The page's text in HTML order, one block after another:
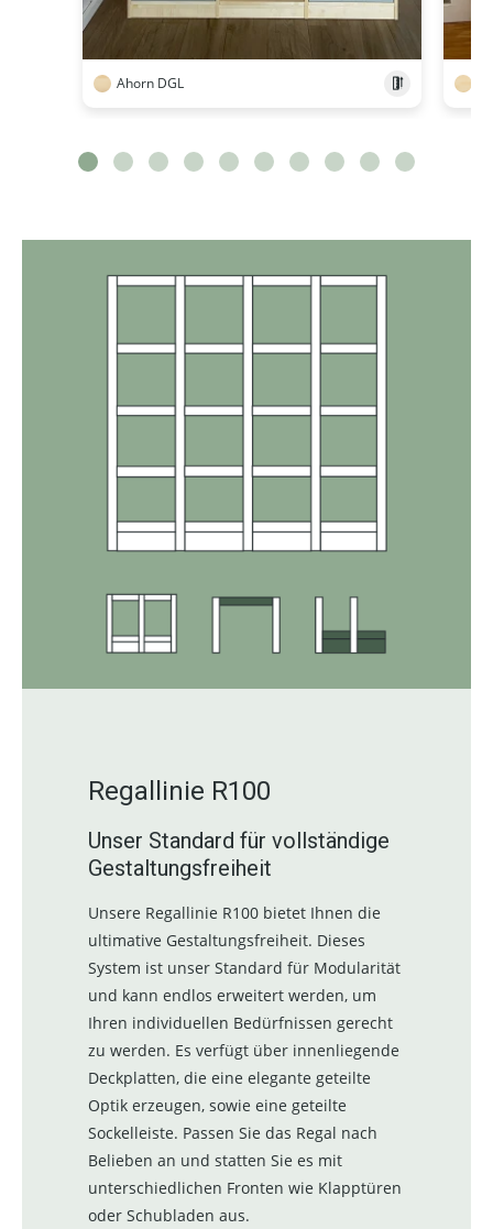
Ahorn DGL
Regallinie R100
Unser Standard für vollständige
Gestaltungsfreiheit
Unsere Regallinie R100 bietet Ihnen die
ultimative Gestaltungsfreiheit. Dieses
System ist unser Standard für Modularität
und kann endlos erweitert werden, um
Ihren individuellen Bedürfnissen gerecht
zu werden. Es verfügt über innenliegende
Deckplatten, die eine elegante geteilte
Optik erzeugen, sowie eine geteilte
Sockelleiste. Passen Sie das Regal nach
Belieben an und statten Sie es mit
unterschiedlichen Fronten wie Klapptüren
oder Schubladen aus.